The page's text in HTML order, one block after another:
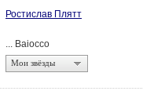
Ростислав Плятт
... Baiocco
Мои звёзды